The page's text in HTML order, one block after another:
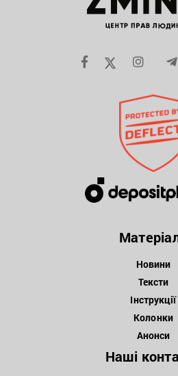
Новини
Тексти
Інструкції
Колонки
Анонси
Наші